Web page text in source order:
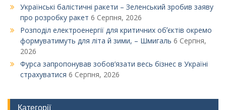
Українські балістичні ракети – Зеленський зробив заяву
про розробку ракет 6 Серпня, 2026
Розподіл електроенергії для критичних обʼєктів окремо
формуватимуть для літа й зими, – Шмигаль 6 Серпня,
2026
Фурса запропонував зобов’язати весь бізнес в Україні
страхуватися 6 Серпня, 2026
Категорії